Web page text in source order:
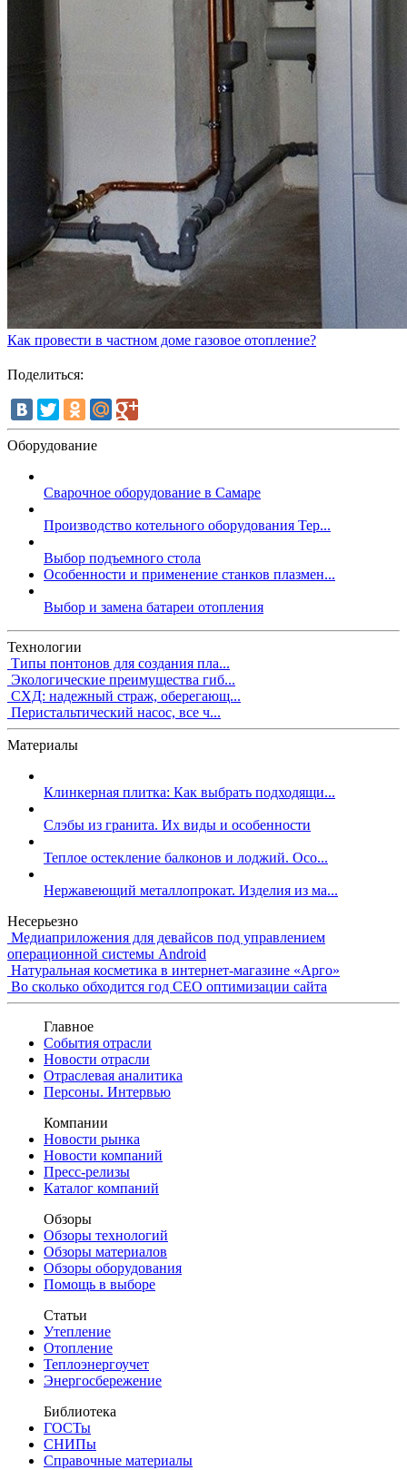
Как провести в частном доме газовое отопление?
Поделиться:
Оборудование
Сварочное оборудование в Самаре
Производство котельного оборудования Тер...
Выбор подъемного стола
Особенности и применение станков плазмен...
Выбор и замена батареи отопления
Технологии
Типы понтонов для создания пла...
Экологические преимущества гиб...
СХД: надежный страж, оберегающ...
Перистальтический насос, все ч...
Материалы
Клинкерная плитка: Как выбрать подходящи...
Слэбы из гранита. Их виды и особенности
Теплое остекление балконов и лоджий. Осо...
Нержавеющий металлопрокат. Изделия из ма...
Несерьезно
Медиаприложения для девайсов под управлением
операционной системы Android
Натуральная косметика в интернет-магазине «Арго»
Во сколько обходится год СЕО оптимизации сайта
Главное
События отрасли
Новости отрасли
Отраслевая аналитика
Персоны. Интервью
Компании
Новости рынка
Новости компаний
Пресс-релизы
Каталог компаний
Обзоры
Обзоры технологий
Обзоры материалов
Обзоры оборудования
Помощь в выборе
Статьи
Утепление
Отопление
Теплоэнергоучет
Энергосбережение
Библиотека
ГОСТы
СНИПы
Справочные материалы